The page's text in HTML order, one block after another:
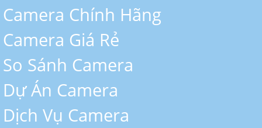
Camera Chính Hãng
Camera Giá Rẻ
So Sánh Camera
Dự Án Camera
Dịch Vụ Camera